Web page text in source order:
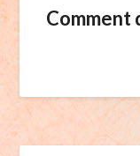
Comment